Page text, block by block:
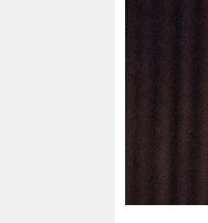
fragen & hilfe
unterstützen
abo
genossenschaft
epaper login